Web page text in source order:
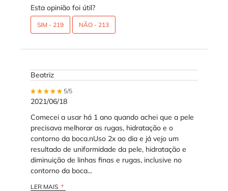
Esta opinião foi útil?
SIM - 219 NÃO - 213
Beatriz
5 out of 5 stars.
5/5
2021/06/18
Comecei a usar há 1 ano quando achei que a pele
precisava melhorar as rugas, hidratação e o
contorno da boca.nUso 2x ao dia e já vejo um
resultado de uniformidade da pele, hidratação e
diminuição de linhas finas e rugas, inclusive no
contorno da boca...
LER MAIS